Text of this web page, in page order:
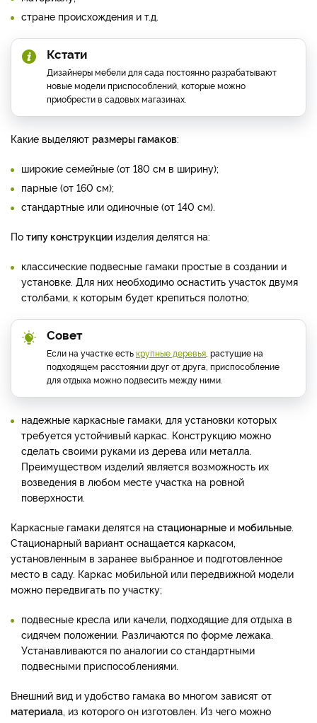
стране происхождения и т.д.
Кстати
Дизайнеры мебели для сада постоянно разрабатывают
новые модели приспособлений, которые можно
приобрести в садовых магазинах.
Какие выделяют размеры гамаков:
широкие семейные (от 180 см в ширину);
парные (от 160 см);
стандартные или одиночные (от 140 см).
По типу конструкции изделия делятся на:
классические подвесные гамаки простые в создании и
установке. Для них необходимо оснастить участок двумя
столбами, к которым будет крепиться полотно;
Совет
Если на участке естькрупные деревья , растущие на
подходящем расстоянии друг от друга, приспособление
для отдыха можно подвесить между ними.
надежные каркасные гамаки, для установки которых
требуется устойчивый каркас. Конструкцию можно
сделать своими руками из дерева или металла.
Преимуществом изделий является возможность их
возведения в любом месте участка на ровной
поверхности.
Каркасные гамаки делятся на стационарные и мобильные
Стационарный вариант оснащается каркасом,
установленным в заранее выбранное и подготовленное
место в саду. Каркас мобильной или передвижной модели
можно передвигать по участку;
подвесные кресла или качели, подходящие для отдыха в
сидячем положении. Различаются по форме лежака.
Устанавливаются по аналогии со стандартными
подвесными приспособлениями.
Внешний вид и удобство гамака во многом зависят от
материала , из которого он изготовлен. Из чего можно